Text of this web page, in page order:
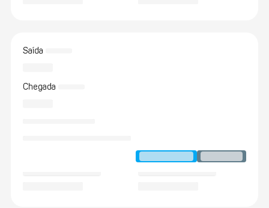
Saída
Chegada